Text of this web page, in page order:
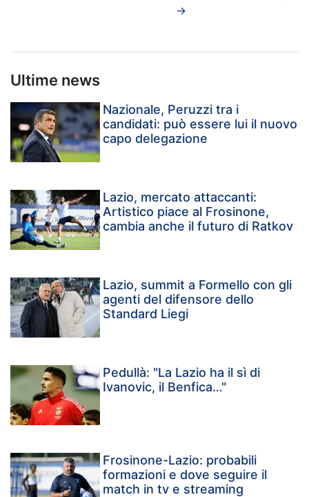
→
Ultime news
Nazionale, Peruzzi tra i
candidati: può essere lui il nuovo
capo delegazione
Lazio, mercato attaccanti:
Artistico piace al Frosinone,
cambia anche il futuro di Ratkov
Lazio, summit a Formello con gli
agenti del difensore dello
Standard Liegi
Pedullà: "La Lazio ha il sì di
Ivanovic, il Benfica…"
Frosinone-Lazio: probabili
formazioni e dove seguire il
match in tv e streaming